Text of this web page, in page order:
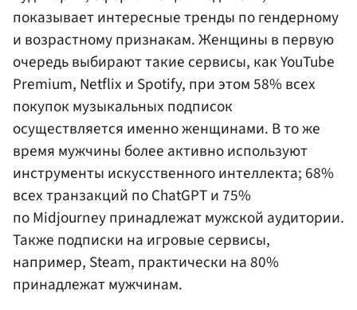
показывает интересные тренды по гендерному
и возрастному признакам. Женщины в первую
очередь выбирают такие сервисы, как YouTube
Premium, Netflix и Spotify, при этом 58% всех
покупок музыкальных подписок
осуществляется именно женщинами. В то же
время мужчины более активно используют
инструменты искусственного интеллекта; 68%
всех транзакций по ChatGPT и 75%
по Midjourney принадлежат мужской аудитории.
Также подписки на игровые сервисы,
например, Steam, практически на 80%
принадлежат мужчинам.